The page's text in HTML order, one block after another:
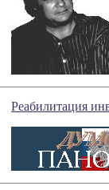
Реабилитация